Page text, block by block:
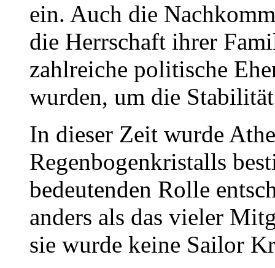
ein. Auch die
die Herrschaft ihrer
zahlreiche politische
wurden, um die
In dieser Zeit wurde
Regenbogenkristalls
bedeutenden Rolle
anders als das vieler
sie wurde keine Sailor